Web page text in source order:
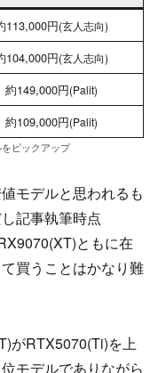
113,000円(玄人志向)
104,000円(玄人志向)
約149,000円(Palit)
約109,000円(Palit)
ピックアップ
モデルと思われるも
記事執筆時点
ともに在
買うことはかなり難
がRTX5070(Ti)を上
モデルでありながら